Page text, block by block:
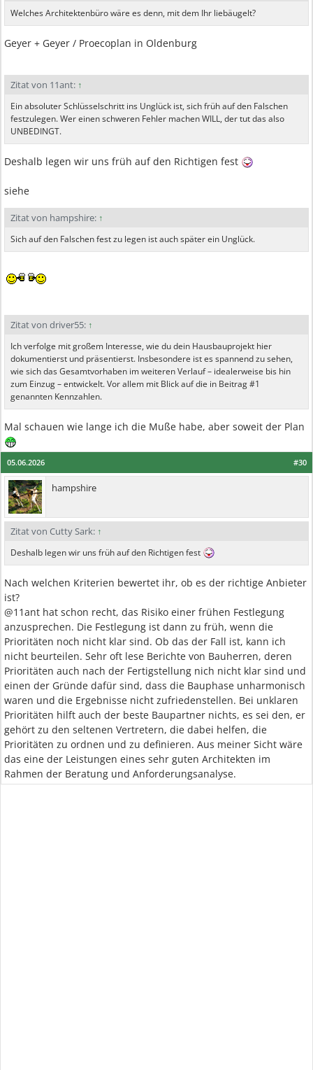
Welches Architektenbüro wäre es denn, mit dem Ihr liebäugelt?
Geyer + Geyer / Proecoplan in Oldenburg
Zitat von 11ant: ↑
Ein absoluter Schlüsselschritt ins Unglück ist, sich früh auf den Falschen
festzulegen. Wer einen schweren Fehler machen WILL, der tut das also
UNBEDINGT.
Deshalb legen wir uns früh auf den Richtigen fest
siehe
Zitat von hampshire: ↑
Sich auf den Falschen fest zu legen ist auch später ein Unglück.
Zitat von driver55: ↑
Ich verfolge mit großem Interesse, wie du dein Hausbauprojekt hier
dokumentierst und präsentierst. Insbesondere ist es spannend zu sehen,
wie sich das Gesamtvorhaben im weiteren Verlauf – idealerweise bis hin
zum Einzug – entwickelt. Vor allem mit Blick auf die in Beitrag #1
genannten Kennzahlen.
Mal schauen wie lange ich die Muße habe, aber soweit der Plan
#30
05.06.2026
hampshire
Zitat von Cutty Sark: ↑
Deshalb legen wir uns früh auf den Richtigen fest
Nach welchen Kriterien bewertet ihr, ob es der richtige Anbieter
ist?
@11ant hat schon recht, das Risiko einer frühen Festlegung
anzusprechen. Die Festlegung ist dann zu früh, wenn die
Prioritäten noch nicht klar sind. Ob das der Fall ist, kann ich
nicht beurteilen. Sehr oft lese Berichte von Bauherren, deren
Prioritäten auch nach der Fertigstellung nich nicht klar sind und
einen der Gründe dafür sind, dass die Bauphase unharmonisch
waren und die Ergebnisse nicht zufriedenstellen. Bei unklaren
Prioritäten hilft auch der beste Baupartner nichts, es sei den, er
gehört zu den seltenen Vertretern, die dabei helfen, die
Prioritäten zu ordnen und zu definieren. Aus meiner Sicht wäre
das eine der Leistungen eines sehr guten Architekten im
Rahmen der Beratung und Anforderungsanalyse.